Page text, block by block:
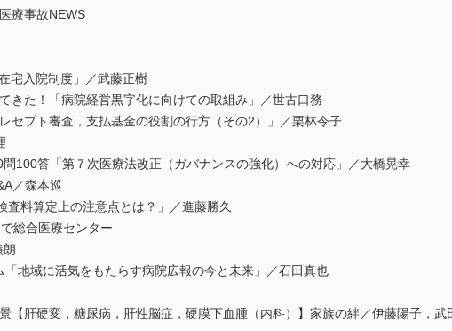
療事故NEWS
宅入院制度」／武藤正樹
きた！「病院経営黒字化に向けての取組み」／世古口務
セプト審査，支払基金の役割の行方（その2）」／栗林令子
100答「第７次医療法改正（ガバナンスの強化）への対応」／大橋晃幸
／森本巡
査料算定上の注意点とは？」／進藤勝久
総合医療センター
朗
「地域に活気をもたらす病院広報の今と未来」／石田真也
【肝硬変，糖尿病，肝性脳症，硬膜下血腫（内科）】家族の絆／伊藤陽子，武